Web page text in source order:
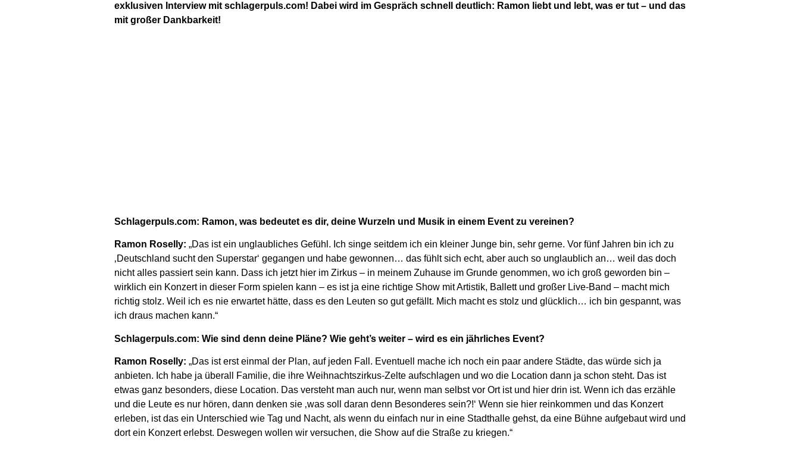
exklusiven Interview mit schlagerpuls.com! Dabei wird im Gespräch schnell deutlich: Ramon liebt und lebt, was er tut – und das
mit großer Dankbarkeit!
Schlagerpuls.com: Ramon, was bedeutet es dir, deine Wurzeln und Musik in einem Event zu vereinen?
Ramon Roselly: „Das ist ein unglaubliches Gefühl. Ich singe seitdem ich ein kleiner Junge bin, sehr gerne. Vor fünf Jahren bin ich zu
‚Deutschland sucht den Superstar‘ gegangen und habe gewonnen… das fühlt sich echt, aber auch so unglaublich an… weil das doch
nicht alles passiert sein kann. Dass ich jetzt hier im Zirkus – in meinem Zuhause im Grunde genommen, wo ich groß geworden bin –
wirklich ein Konzert in dieser Form spielen kann – es ist ja eine richtige Show mit Artistik, Ballett und großer Live-Band – macht mich
richtig stolz. Weil ich es nie erwartet hätte, dass es den Leuten so gut gefällt. Mich macht es stolz und glücklich… ich bin gespannt, was
ich draus machen kann.“
Schlagerpuls.com: Wie sind denn deine Pläne? Wie geht’s weiter – wird es ein jährliches Event?
Ramon Roselly: „Das ist erst einmal der Plan, auf jeden Fall. Eventuell mache ich noch ein paar andere Städte, das würde sich ja
anbieten. Ich habe ja überall Familie, die ihre Weihnachtszirkus-Zelte aufschlagen und wo die Location dann ja schon steht. Das ist
etwas ganz besonders, diese Location. Das versteht man auch nur, wenn man selbst vor Ort ist und hier drin ist. Wenn ich das erzähle
und die Leute es nur hören, dann denken sie ‚was soll daran denn Besonderes sein?!‘ Wenn sie hier reinkommen und das Konzert
erleben, ist das ein Unterschied wie Tag und Nacht, als wenn du einfach nur in eine Stadthalle gehst, da eine Bühne aufgebaut wird und
dort ein Konzert erlebst. Deswegen wollen wir versuchen, die Show auf die Straße zu kriegen.“